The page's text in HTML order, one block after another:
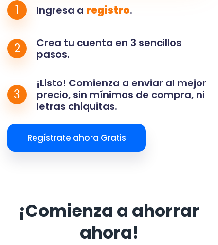
1 Ingresa a registro.
2
Crea tu cuenta en 3 sencillos
pasos.
3
¡Listo! Comienza a enviar al mejor
precio, sin mínimos de compra, ni
letras chiquitas.
Regístrate ahora Gratis
¡Comienza a ahorrar
ahora!